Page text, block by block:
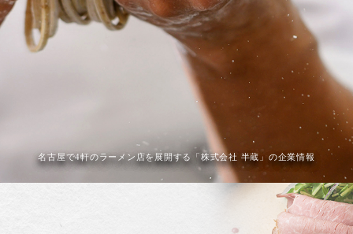
名古屋で4軒のラーメン店を展開する「株式会社 半蔵」の企業情報